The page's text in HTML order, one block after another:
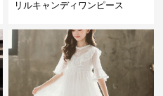
リルキャンディワンピース